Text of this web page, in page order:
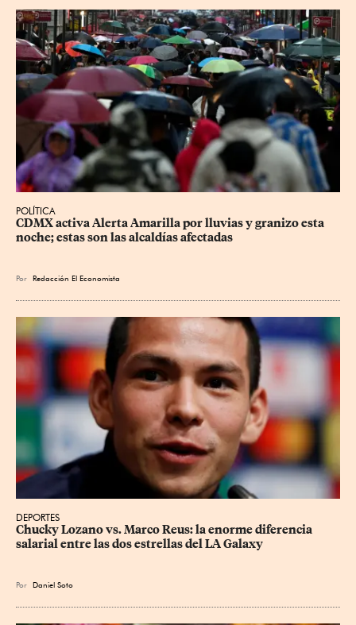
POLÍTICA
CDMX activa Alerta Amarilla por lluvias y granizo esta
noche; estas son las alcaldías afectadas
Por Redacción El Economista
DEPORTES
Chucky Lozano vs. Marco Reus: la enorme diferencia
salarial entre las dos estrellas del LA Galaxy
Por Daniel Soto